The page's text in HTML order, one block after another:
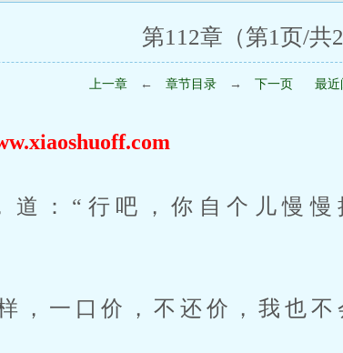
第112章（第1页/共2
上一章 ← 章节目录 → 下一页 最近
道：“行吧，你自个儿慢
，一口价，不还价，我也不